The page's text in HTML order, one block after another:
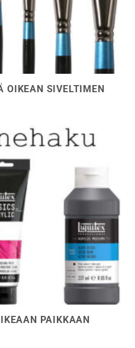
OIKEAN SIVELTIMEN
PAIKKAAN